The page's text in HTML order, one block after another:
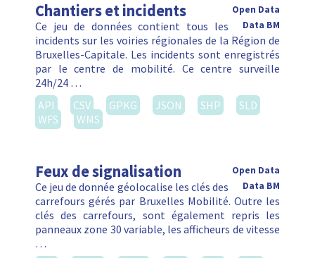
Chantiers et incidents
Open Data
Data BM
Ce jeu de données contient tous les
incidents sur les voiries régionales de la Région de
Bruxelles-Capitale. Les incidents sont enregistrés
par le centre de mobilité. Ce centre surveille
24h/24 …
API
CSV GPKG JSON SHP
SLD
WFS
WMS
Feux de signalisation
Open Data
Data BM
Ce jeu de donnée géolocalise les clés des
carrefours gérés par Bruxelles Mobilité. Outre les
clés des carrefours, sont également repris les
panneaux zone 30 variable, les afficheurs de vitesse
…